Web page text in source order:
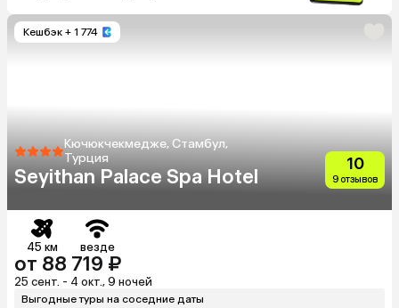
Кешбэк + 1 774
Кючюкчекмедже, Стамбул,
Турция
Seyithan Palace Spa Hotel
10
9 отзывов
45 км везде
от 88 719 ₽
25 сент. - 4 окт., 9 ночей
Выгодные туры на соседние даты